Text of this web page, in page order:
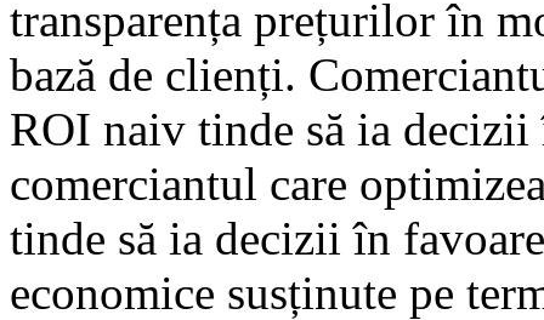
transparența prețurilor în
bază de clienți.
ROI naiv tinde să ia
comerciantul care
tinde să ia decizii în
economice susținute pe